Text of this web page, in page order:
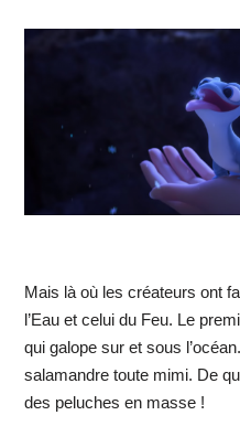
Mais là où les créateurs ont
l’Eau et celui du Feu. Le
qui galope sur et sous
salamandre toute mimi. De
des peluches en masse !